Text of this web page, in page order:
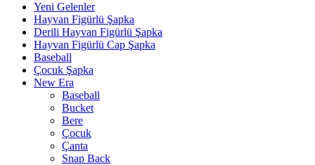
Yeni Gelenler
Hayvan Figürlü Şapka
Derili Hayvan Figürlü Şapka
Hayvan Figürlü Cap Şapka
Baseball
Çocuk Şapka
New Era
Baseball
Bucket
Bere
Çocuk
Çanta
Snap Back